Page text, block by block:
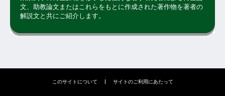
文、助教論文またはこれらをもとに作成された著作物を著者の
解説文と共にご紹介します。
このサイトについて サイトのご利用にあたって